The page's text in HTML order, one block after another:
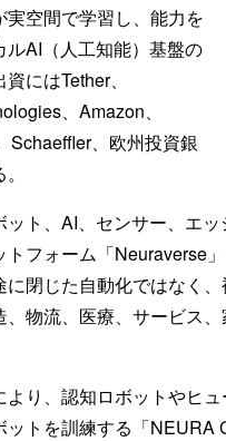
空間で学習し、能力を
ルAI（人工知能）基盤の
にはTether、
、Amazon、
Schaeffler、欧州投資銀
ット、AI、センサー、エ
トフォーム「Neuraverse
閉じた自動化ではなく
、物流、医療、サービス
より、認知ロボットやヒ
ットを訓練する「NEURA